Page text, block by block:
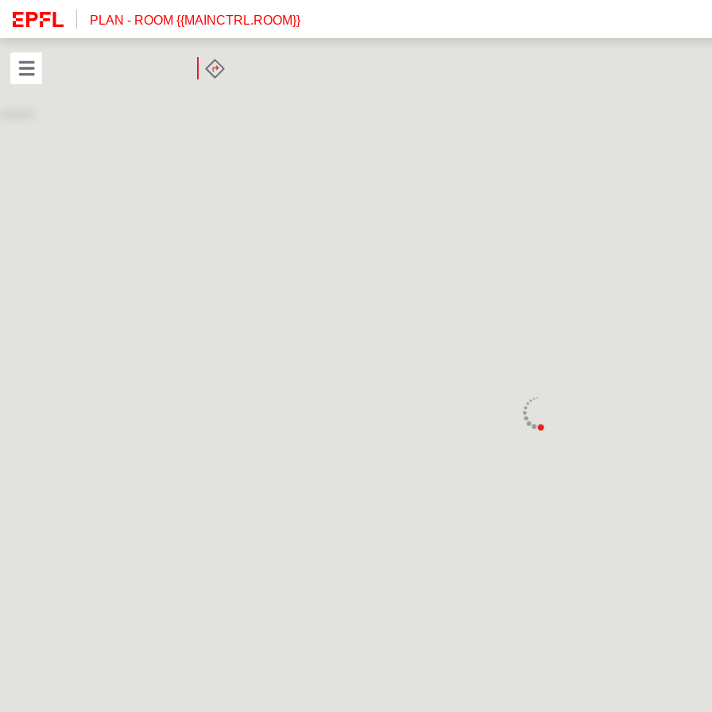
PLAN - ROOM {{MAINCTRL.ROOM}}